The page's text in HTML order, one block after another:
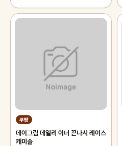
쿠팡
데이그림 데일리 이너 끈나시 레이스
캐미솔